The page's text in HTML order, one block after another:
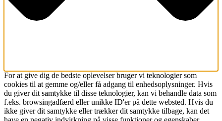
For at give dig de bedste oplevelser bruger vi teknologier som
cookies til at gemme og/eller få adgang til enhedsoplysninger. Hvis
du giver dit samtykke til disse teknologier, kan vi behandle data som
f.eks. browsingadfærd eller unikke ID'er på dette websted. Hvis du
ikke giver dit samtykke eller trækker dit samtykke tilbage, kan det